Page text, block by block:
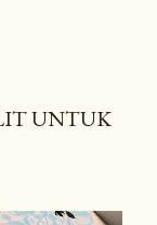
UNTUK